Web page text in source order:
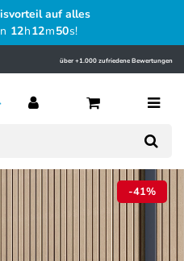
auf alles
12h12m49s!
über +1.000 zufriedene Bewertungen
-41%